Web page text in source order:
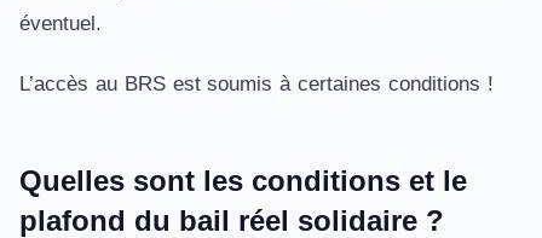
éventuel.
L’accès au BRS est soumis à certaines conditions !
Quelles sont les conditions et le
plafond du bail réel solidaire ?